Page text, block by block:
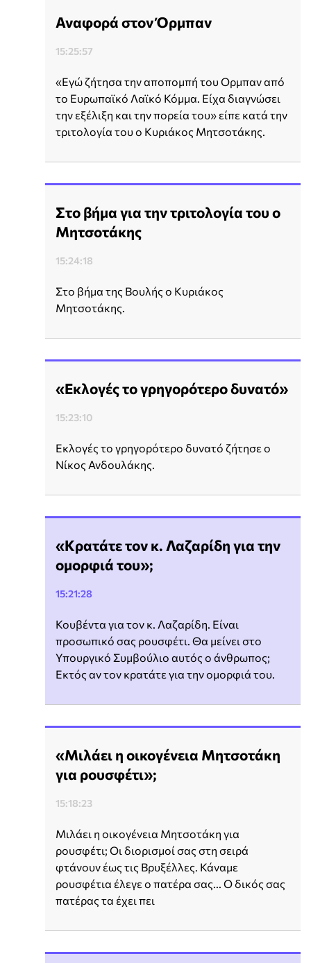
Αναφορά στον Όρμπαν
15:25:57
«Εγώ ζήτησα την αποπομπή του Ορμπαν από
το Ευρωπαϊκό Λαϊκό Κόμμα. Είχα διαγνώσει
την εξέλιξη και την πορεία του» είπε κατά την
τριτολογία του ο Κυριάκος Μητσοτάκης.
Στο βήμα για την τριτολογία του ο
Μητσοτάκης
15:24:18
Στο βήμα της Βουλής ο Κυριάκος
Μητσοτάκης.
«Εκλογές το γρηγορότερο δυνατό»
15:23:10
Εκλογές το γρηγορότερο δυνατό ζήτησε ο
Νίκος Ανδουλάκης.
«Κρατάτε τον κ. Λαζαρίδη για την
ομορφιά του»;
15:21:28
Κουβέντα για τον κ. Λαζαρίδη. Είναι
προσωπικό σας ρουσφέτι. Θα μείνει στο
Υπουργικό Συμβούλιο αυτός ο άνθρωπος;
Εκτός αν τον κρατάτε για την ομορφιά του.
«Μιλάει η οικογένεια Μητσοτάκη
για ρουσφέτι»;
15:18:23
Μιλάει η οικογένεια Μητσοτάκη για
ρουσφέτι; Οι διορισμοί σας στη σειρά
φτάνουν έως τις Βρυξέλλες. Κάναμε
ρουσφέτια έλεγε ο πατέρα σας... Ο δικός σας
πατέρας τα έχει πει